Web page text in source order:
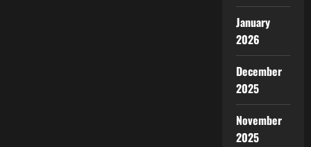
January
2026
December
2025
November
2025